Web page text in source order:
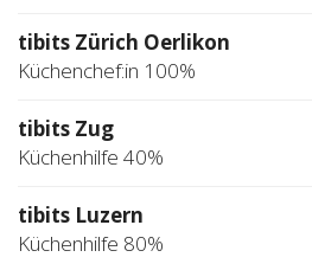
tibits Zürich Oerlikon
Küchenchef:in 100%
tibits Zug
Küchenhilfe 40%
tibits Luzern
Küchenhilfe 80%